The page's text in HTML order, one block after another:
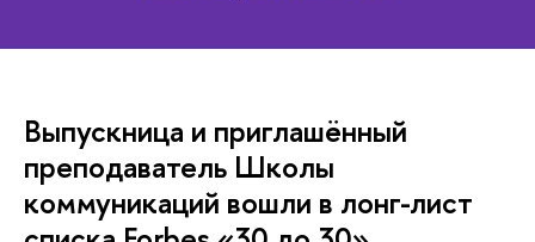
Выпускница и приглашённый
преподаватель Школы
коммуникаций вошли в лонг-лист